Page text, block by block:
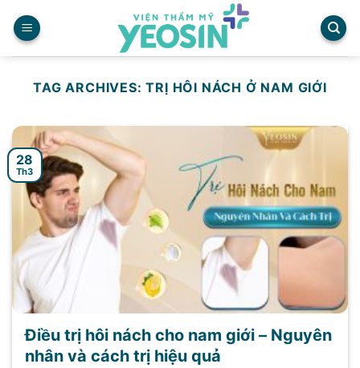
content
TAG ARCHIVES:TRỊ HÔI NÁCH Ở NAM GIỚI
Điều trị hôi nách cho nam giới – Nguyên
nhân và cách trị hiệu quả
28
Th3